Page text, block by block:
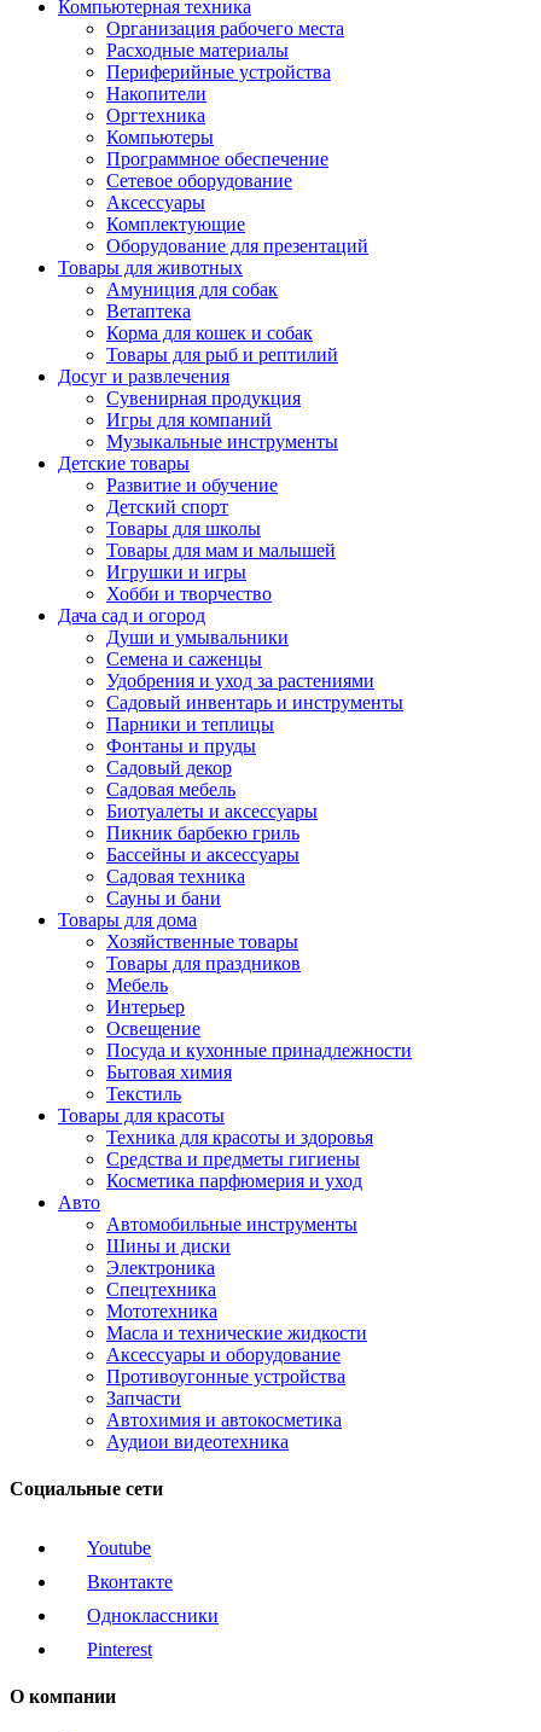
Компьютерная техника
Организация рабочего места
Расходные материалы
Периферийные устройства
Накопители
Оргтехника
Компьютеры
Программное обеспечение
Сетевое оборудование
Аксессуары
Комплектующие
Оборудование для презентаций
Товары для животных
Амуниция для собак
Ветаптека
Корма для кошек и собак
Товары для рыб и рептилий
Досуг и развлечения
Сувенирная продукция
Игры для компаний
Музыкальные инструменты
Детские товары
Развитие и обучение
Детский спорт
Товары для школы
Товары для мам и малышей
Игрушки и игры
Хобби и творчество
Дача сад и огород
Души и умывальники
Семена и саженцы
Удобрения и уход за растениями
Садовый инвентарь и инструменты
Парники и теплицы
Фонтаны и пруды
Садовый декор
Садовая мебель
Биотуалеты и аксессуары
Пикник барбекю гриль
Бассейны и аксессуары
Садовая техника
Сауны и бани
Товары для дома
Хозяйственные товары
Товары для праздников
Мебель
Интерьер
Освещение
Посуда и кухонные принадлежности
Бытовая химия
Текстиль
Товары для красоты
Техника для красоты и здоровья
Средства и предметы гигиены
Косметика парфюмерия и уход
Авто
Автомобильные инструменты
Шины и диски
Электроника
Спецтехника
Мототехника
Масла и технические жидкости
Аксессуары и оборудование
Противоугонные устройства
Запчасти
Автохимия и автокосметика
Аудиои видеотехника
Социальные сети
Youtube
Вконтакте
Одноклассники
Pinterest
О компании